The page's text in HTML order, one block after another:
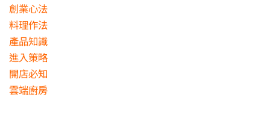
創業心法
料理作法
產品知識
進入策略
開店必知
雲端廚房